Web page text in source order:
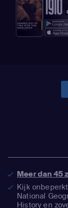
Meer dan 45
Kijk
National
History en